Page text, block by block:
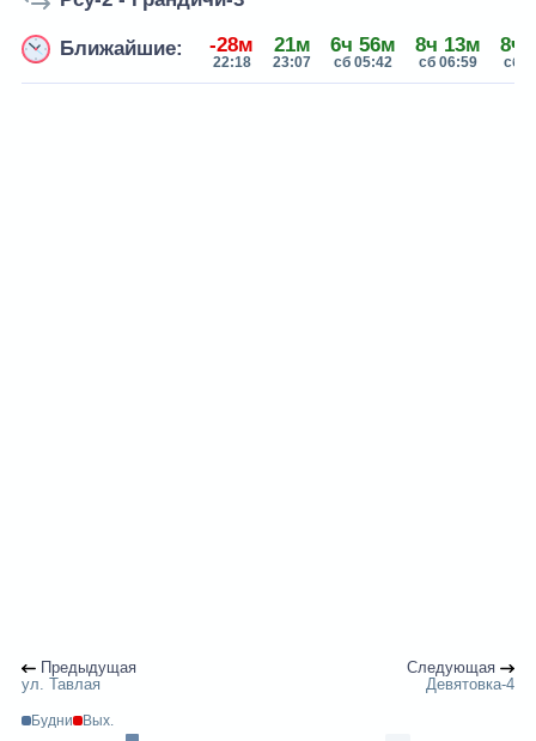
Ближайшие: -28м
22:18
21м
23:07
6ч 56м
сб 05:42
8ч 13м
сб 06:59
8ч
сб
Предыдущая
ул. Тавлая
Следующая
Девятовка-4
Будни Вых.